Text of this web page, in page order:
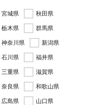
宮城県
秋田県
栃木県
群馬県
神奈川県
新潟県
石川県
福井県
三重県
滋賀県
奈良県
和歌山県
広島県
山口県